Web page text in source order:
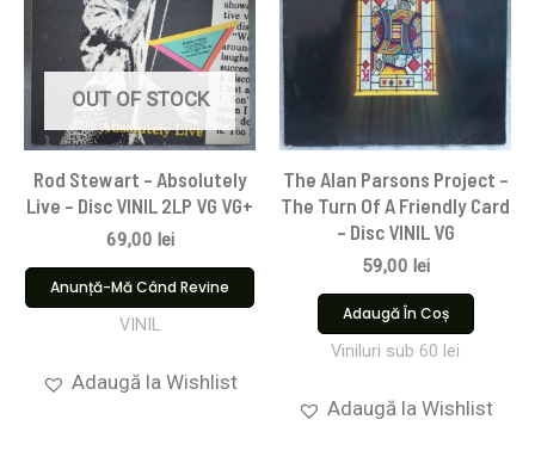
OUT OF STOCK
Rod Stewart – Absolutely
Live – Disc VINIL 2LP VG VG+
69,00 lei
Anunță-Mă Când Revine
VINIL
Adaugă la Wishlist
The Alan Parsons Project –
The Turn Of A Friendly Card
– Disc VINIL VG
59,00 lei
Adaugă În Coș
Viniluri sub 60 lei
Adaugă la Wishlist